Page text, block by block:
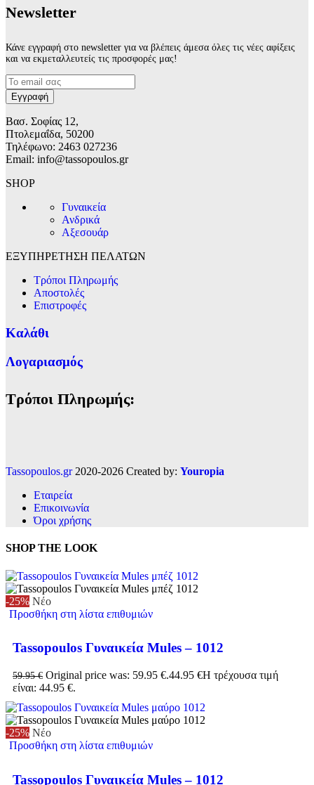
Νewsletter
Κάνε εγγραφή στο newsletter για να βλέπεις άμεσα όλες τις νέες αφίξεις
και να εκμεταλλευτείς τις προσφορές μας!
Βασ. Σοφίας 12,
Πτολεμαΐδα, 50200
Τηλέφωνο: 2463 027236
Email: info@tassopoulos.gr
SHOP
Γυναικεία
Ανδρικά
Αξεσουάρ
ΕΞΥΠΗΡΕΤΗΣΗ ΠΕΛΑΤΩΝ
Τρόποι Πληρωμής
Αποστολές
Επιστροφές
Καλάθι
Λογαριασμός
Τρόποι Πληρωμής:
Tassopoulos.gr2020-2026 Created by: Youropia
Εταιρεία
Επικοινωνία
Όροι χρήσης
SHOP THE LOOK
-25% Νέο
Προσθήκη στη λίστα επιθυμιών
Tassopoulos Γυναικεία Mules – 1012
59.95€ Original price was: 59.95 €.44.95 €Η τρέχουσα τιμή
είναι: 44.95 €.
-25% Νέο
Προσθήκη στη λίστα επιθυμιών
Tassopoulos Γυναικεία Mules – 1012